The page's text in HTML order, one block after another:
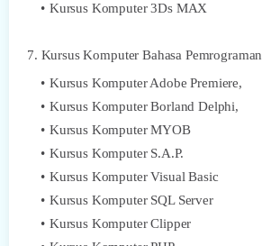
Kursus Komputer 3Ds MAX
7. Kursus Komputer Bahasa Pemrograman
Kursus Komputer Adobe Premiere,
Kursus Komputer Borland Delphi,
Kursus Komputer MYOB
Kursus Komputer S.A.P.
Kursus Komputer Visual Basic
Kursus Komputer SQL Server
Kursus Komputer Clipper